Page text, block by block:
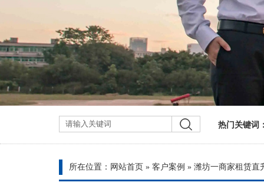
热门关键词
所在位置： 网站首页 » 客户案例 » 潍坊一商家租赁直